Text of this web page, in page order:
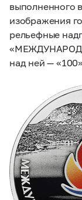
выполненного
изображения
рельефные
над ней —